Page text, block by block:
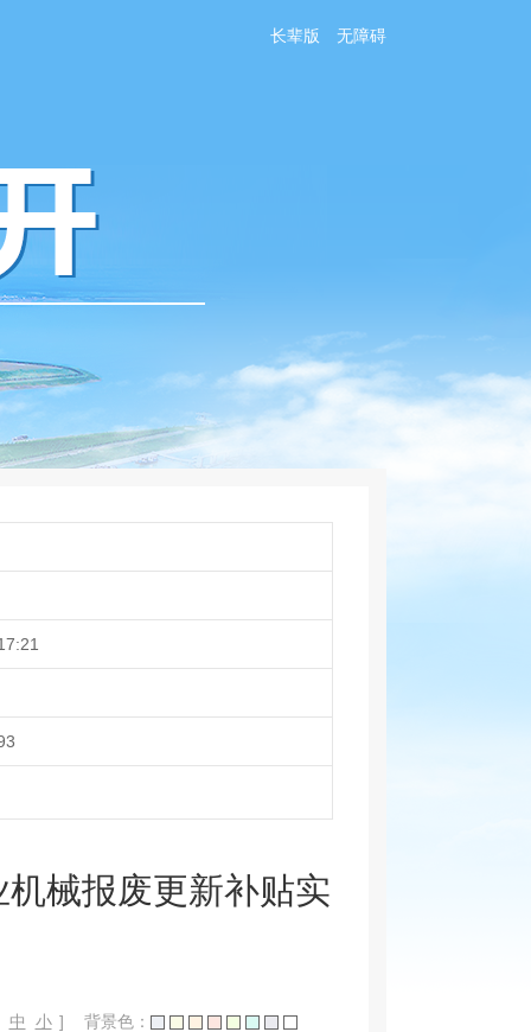
长辈版 无障碍
械报废更新补贴实
中 小 ] 背景色：